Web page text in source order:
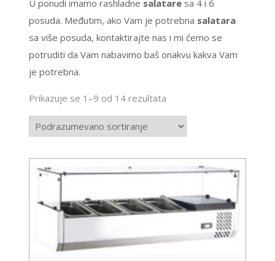
U ponudi imamo rashladne salataresa 4 i 6
posuda. Međutim, ako Vam je potrebna salatara
sa više posuda, kontaktirajte nas i mi ćemo se
potruditi da Vam nabavimo baš onakvu kakva Vam
je potrebna.
Prikazuje se 1–9 od 14 rezultata